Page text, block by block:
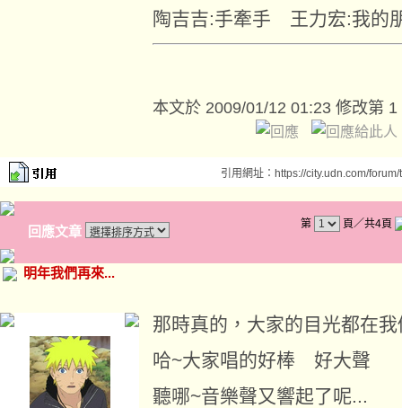
陶吉吉:手牽手 王力宏:我的
本文於 2009/01/12 01:23 修改第 1
引用網址：https://city.udn.com/
回應文章 第 頁／共4頁
明年我們再來...
那時真的，大家的目光都在
哈~大家唱的好棒 好大聲
聽哪~音樂聲又響起了呢...